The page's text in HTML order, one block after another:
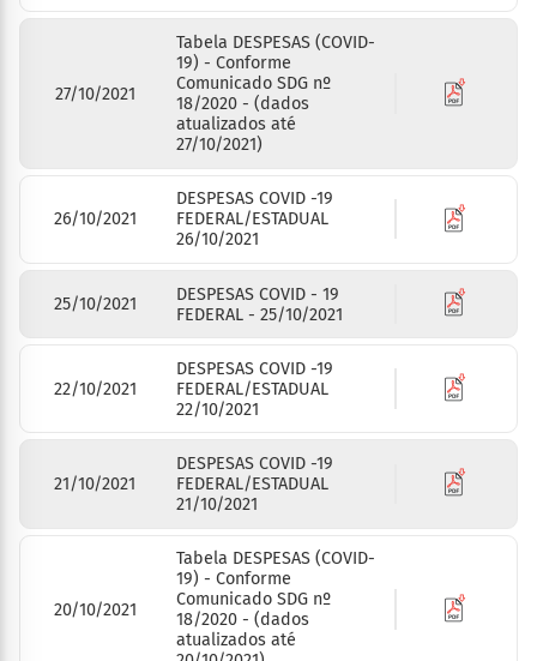
27/10/2021
Tabela DESPESAS (COVID-
19) - Conforme
Comunicado SDG nº
18/2020 - (dados
atualizados até
27/10/2021)
26/10/2021
DESPESAS COVID -19
FEDERAL/ESTADUAL
26/10/2021
25/10/2021
DESPESAS COVID - 19
FEDERAL - 25/10/2021
22/10/2021
DESPESAS COVID -19
FEDERAL/ESTADUAL
22/10/2021
21/10/2021
DESPESAS COVID -19
FEDERAL/ESTADUAL
21/10/2021
20/10/2021
Tabela DESPESAS (COVID-
19) - Conforme
Comunicado SDG nº
18/2020 - (dados
atualizados até